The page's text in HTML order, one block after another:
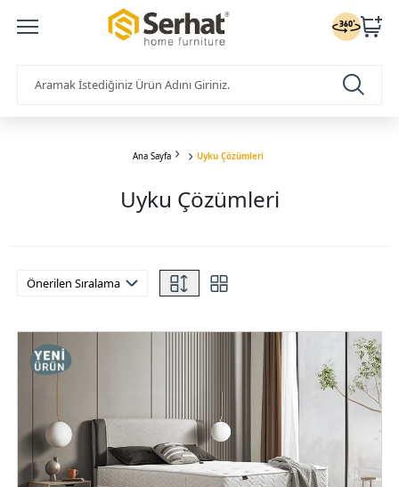
Ana Sayfa Uyku Çözümleri
Uyku Çözümleri
Önerilen Sıralama